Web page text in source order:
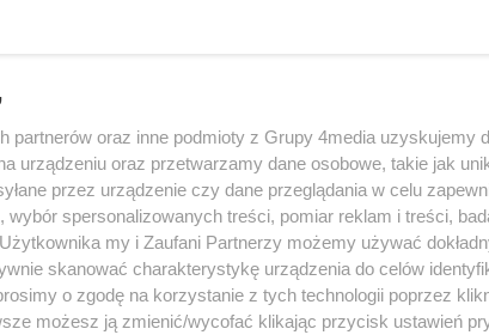
partnerów oraz inne podmioty z Grupy 4media uzyskujemy
urządzeniu oraz przetwarzamy dane osobowe, takie jak
przez urządzenie czy dane przeglądania w celu
spersonalizowanych treści, pomiar reklam i treści,
my i Zaufani Partnerzy możemy używać
skanować charakterystykę urządzenia do celów
o zgodę na korzystanie z tych technologii poprzez
możesz ją zmienić/wycofać klikając przycisk ustawień